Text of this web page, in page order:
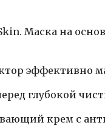
Маска на
эффективно
глубокой
крем с